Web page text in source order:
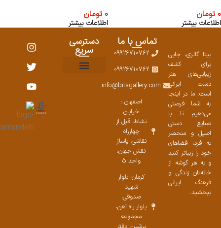
0 تومان
اطلاعات بیشتر
0 تومان
اطلاعات بیشتر
بیتا گالری، جایی
برای کشف
زیبایی‌های هنر
دست ایرانی
است. ما در اینجا
به شما فرصتی
می‌دهیم تا با
صنایع دستی
اصیل و منحصر
به فرد، فضاهای
خود را زیباتر کنید
و به هر گوشه از
خانه‌تان زندگی و
فرهنگ ایرانی
ببخشید.
تماس با ما
09926710762
09926710762
info@bitagallery.com
اصفهان :
خیابان
نشاط، قبل از
چهارراه
نقاشی، پاساژ
نقش جهان،
واحد 5
کرمان: بلوار
شهید
صدوقی،
بلوار راه آهن،
مجموعه
دسترسی
سریع